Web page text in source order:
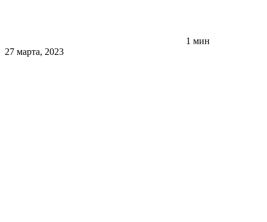
1 мин
27 марта, 2023